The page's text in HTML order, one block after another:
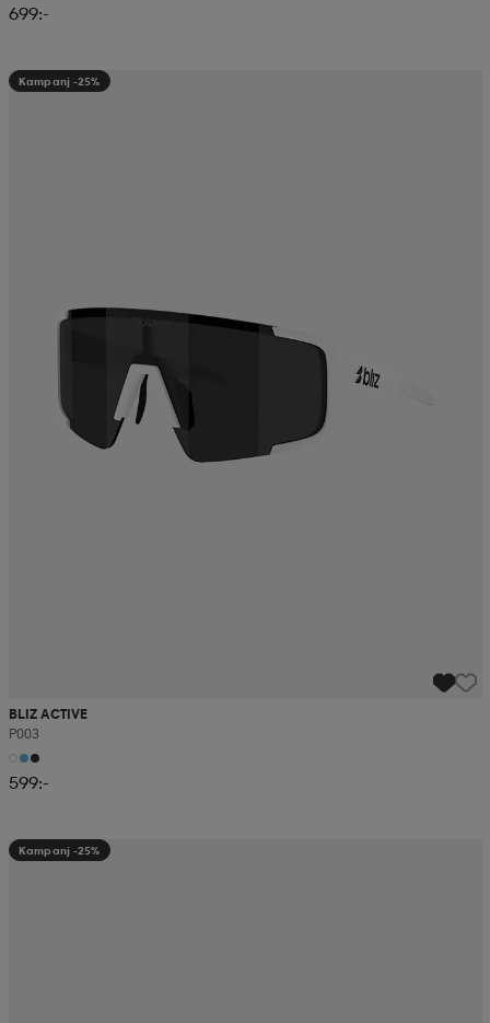
699:-
Kampanj -25%
BLIZ ACTIVE
P003
599:-
Kampanj -25%